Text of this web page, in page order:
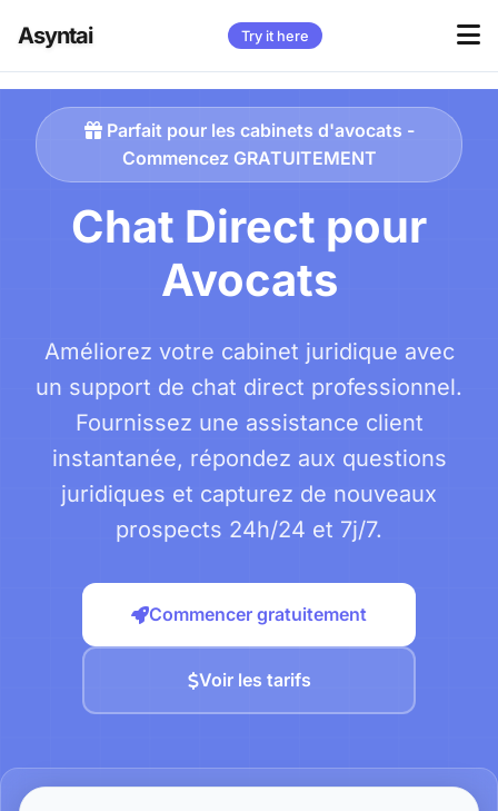
Asyntai Try it here
Parfait pour les cabinets d'avocats -
Commencez GRATUITEMENT
Chat Direct pour
Avocats
Améliorez votre cabinet juridique avec
un support de chat direct professionnel.
Fournissez une assistance client
instantanée, répondez aux questions
juridiques et capturez de nouveaux
prospects 24h/24 et 7j/7.
Commencer gratuitement
Voir les tarifs